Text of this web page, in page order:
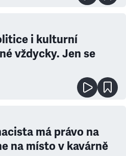
i kulturní
vždycky. Jen se
má právo na
na místo v kavárně